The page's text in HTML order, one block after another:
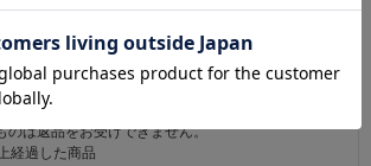
注意事項
手元に届いてから30日以内であれば返品可能です。
料です。
のは返品をお受けできません。
経過した商品